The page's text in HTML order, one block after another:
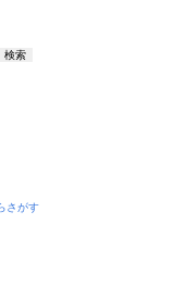
検索
さがす